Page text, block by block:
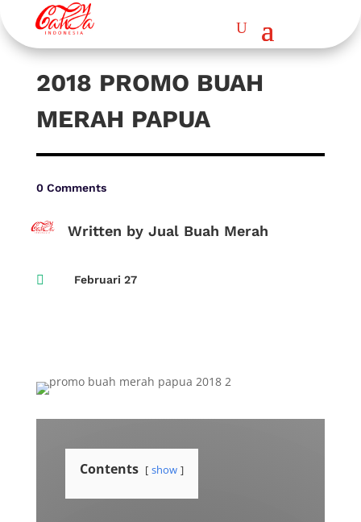
2018 PROMO BUAH
MERAH PAPUA
0 Comments
Written by Jual Buah Merah
 Februari 27
Contents show